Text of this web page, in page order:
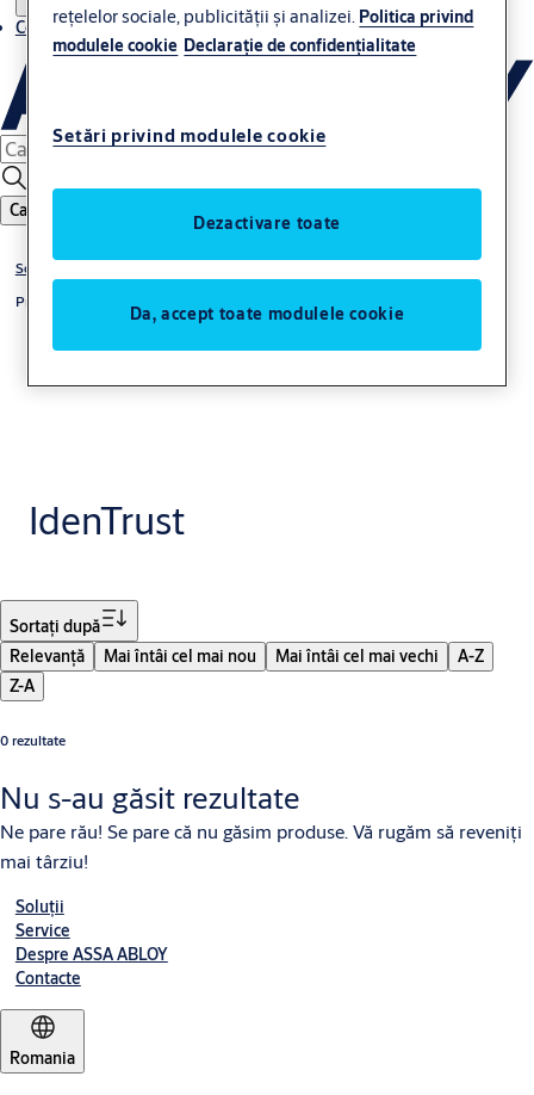
Contacte
Caută
Soluții
Produse
IdenTrust
Sortaţi după
Relevanţă
Mai întâi cel mai nou Mai întâi cel mai vechi
A-Z
Z-A
0 rezultate
Nu s-au găsit rezultate
Ne pare rău! Se pare că nu găsim produse. Vă rugăm să reveniţi
mai târziu!
Soluții
Service
Despre ASSA ABLOY
Contacte
Romania
rețelelor sociale, publicității și analizei. Politica privind
modulele cookie Declaraţie de confidenţialitate
Setări privind modulele cookie
Dezactivare toate
Da, accept toate modulele cookie